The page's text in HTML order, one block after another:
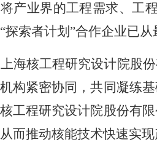
产业界的工程需求、工
探索者计划”合作企业已
上海核工程研究设计院股
构紧密协同，共同凝练
工程研究设计院股份有
而推动核能技术快速实